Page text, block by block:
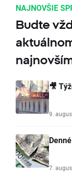
NAJNOVŠIE
Budte
🎥
9.
7.